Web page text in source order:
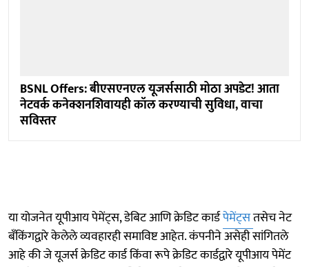
BSNL Offers: बीएसएनएल यूजर्ससाठी मोठा अपडेट! आता
नेटवर्क कनेक्शनशिवायही कॉल करण्याची सुविधा, वाचा
सविस्तर
या योजनेत यूपीआय पेमेंट्स, डेबिट आणि क्रेडिट कार्डपेमेंट्सतसेच नेट
बँकिंगद्वारे केलेले व्यवहारही समाविष्ट आहेत. कंपनीने असेही सांगितले
आहे की जे यूजर्स क्रेडिट कार्ड किंवा रूपे क्रेडिट कार्डद्वारे यूपीआय पेमेंट